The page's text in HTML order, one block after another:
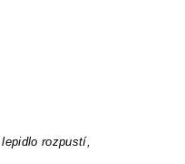
rozpustí,